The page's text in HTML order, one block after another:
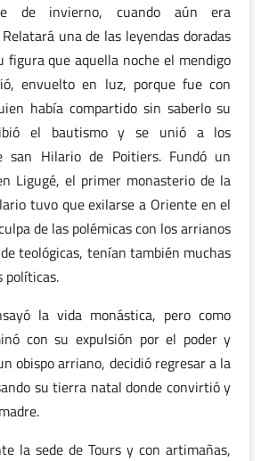
de invierno, cuando aún era
una de las leyendas doradas
figura que aquella noche el mendigo
envuelto en luz, porque fue con
había compartido sin saberlo su
el bautismo y se unió a los
san Hilario de Poitiers. Fundó un
Ligugé, el primer monasterio de la
tuvo que exilarse a Oriente en el
de las polémicas con los arrianos
teológicas, tenían también muchas
políticas.
la vida monástica, pero como
con su expulsión por el poder y
obispo arriano, decidió regresar a la
su tierra natal donde convirtió y
la sede de Tours y con artimañas,